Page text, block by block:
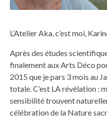
L’Atelier Aka, c’est moi,
Après des études
finalement aux Arts Déco
2015 que je pars 3 mois au
totale. C’est LA révélation :
sensibilité trouvent
célébration de la Nature